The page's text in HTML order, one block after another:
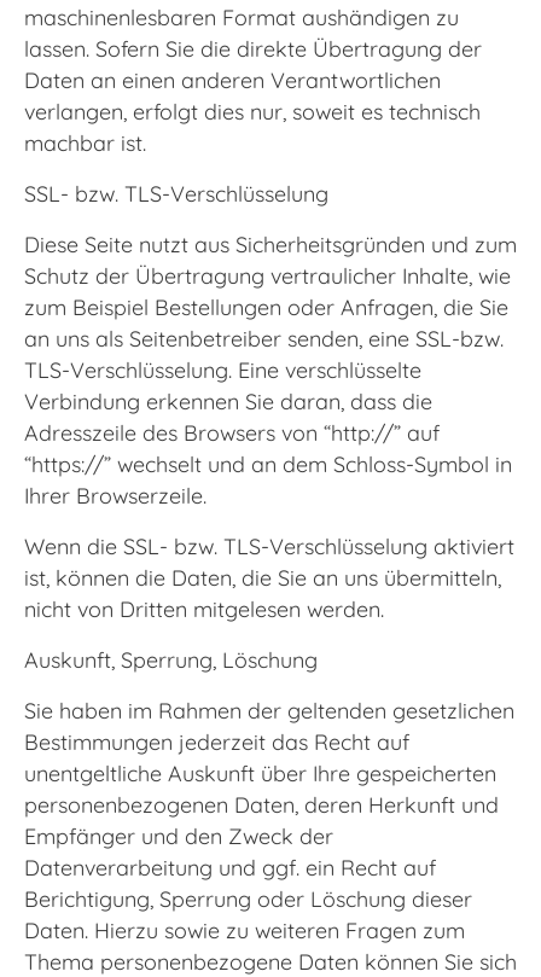
maschinenlesbaren Format aushändigen zu
lassen. Sofern Sie die direkte Übertragung der
Daten an einen anderen Verantwortlichen
verlangen, erfolgt dies nur, soweit es technisch
machbar ist.
SSL- bzw. TLS-Verschlüsselung
Diese Seite nutzt aus Sicherheitsgründen und zum
Schutz der Übertragung vertraulicher Inhalte, wie
zum Beispiel Bestellungen oder Anfragen, die Sie
an uns als Seitenbetreiber senden, eine SSL-bzw.
TLS-Verschlüsselung. Eine verschlüsselte
Verbindung erkennen Sie daran, dass die
Adresszeile des Browsers von “http://” auf
“https://” wechselt und an dem Schloss-Symbol in
Ihrer Browserzeile.
Wenn die SSL- bzw. TLS-Verschlüsselung aktiviert
ist, können die Daten, die Sie an uns übermitteln,
nicht von Dritten mitgelesen werden.
Auskunft, Sperrung, Löschung
Sie haben im Rahmen der geltenden gesetzlichen
Bestimmungen jederzeit das Recht auf
unentgeltliche Auskunft über Ihre gespeicherten
personenbezogenen Daten, deren Herkunft und
Empfänger und den Zweck der
Datenverarbeitung und ggf. ein Recht auf
Berichtigung, Sperrung oder Löschung dieser
Daten. Hierzu sowie zu weiteren Fragen zum
Thema personenbezogene Daten können Sie sich